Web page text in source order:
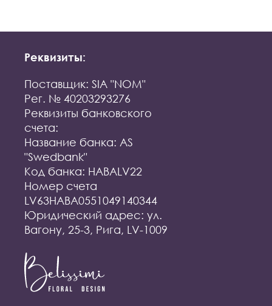
Реквизиты:
Поставщик: SIA "NOM"
Рег. № 40203293276
Реквизиты банковского
счета:
Название банка: AS
"Swedbank"
Код банка: HABALV22
Номер счета
LV63HABA0551049140344
Юридический адрес: ул.
Вагону, 25-3, Рига, LV-1009